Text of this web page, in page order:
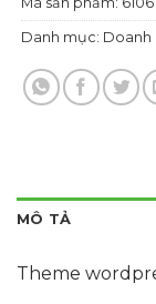
Danh mục: Doanh
MÔ TẢ
Theme